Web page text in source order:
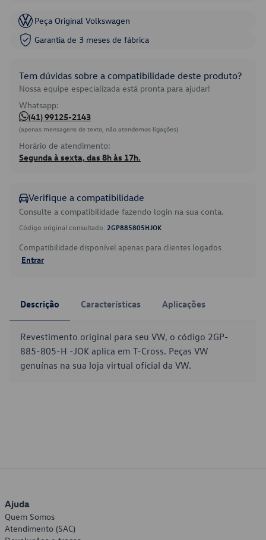
Peça Original Volkswagen
Garantia de 3 meses de fábrica
Tem dúvidas sobre a compatibilidade deste produto?
Nossa equipe especializada está pronta para ajudar!
Whatsapp:
(41) 99125-2143
(apenas mensagens de texto, não atendemos ligações)
Horário de atendimento:
Segunda à sexta, das 8h às 17h.
Verifique a compatibilidade
Consulte a compatibilidade fazendo login na sua conta.
Código original consultado: 2GP885805HJOK
Compatibilidade disponível apenas para clientes logados.
Entrar
Descrição Características Aplicações
Revestimento original para seu VW, o código 2GP-
885-805-H -JOK aplica em T-Cross. Peças VW
genuínas na sua loja virtual oficial da VW.
Ajuda
Quem Somos
Atendimento (SAC)